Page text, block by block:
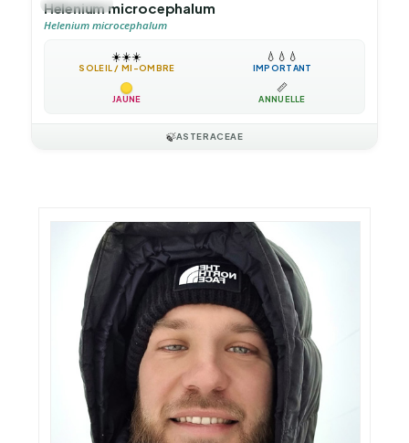
🌻ANNUELLE
Helenium microcephalum
Helenium microcephalum
☀️☀️☀️
SOLEIL / MI-OMBRE
💧 💧 💧
IMPORTANT
JAUNE
📏
ANNUELLE
🍃ASTERACEAE